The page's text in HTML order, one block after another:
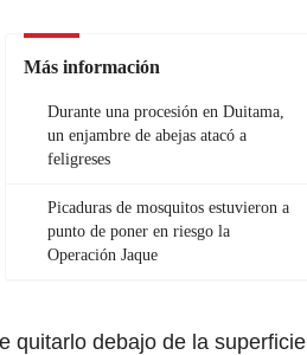
Más información
Durante una procesión en Duitama,
un enjambre de abejas atacó a
feligreses
Picaduras de mosquitos estuvieron a
punto de poner en riesgo la
Operación Jaque
quitarlo debajo de la superficie